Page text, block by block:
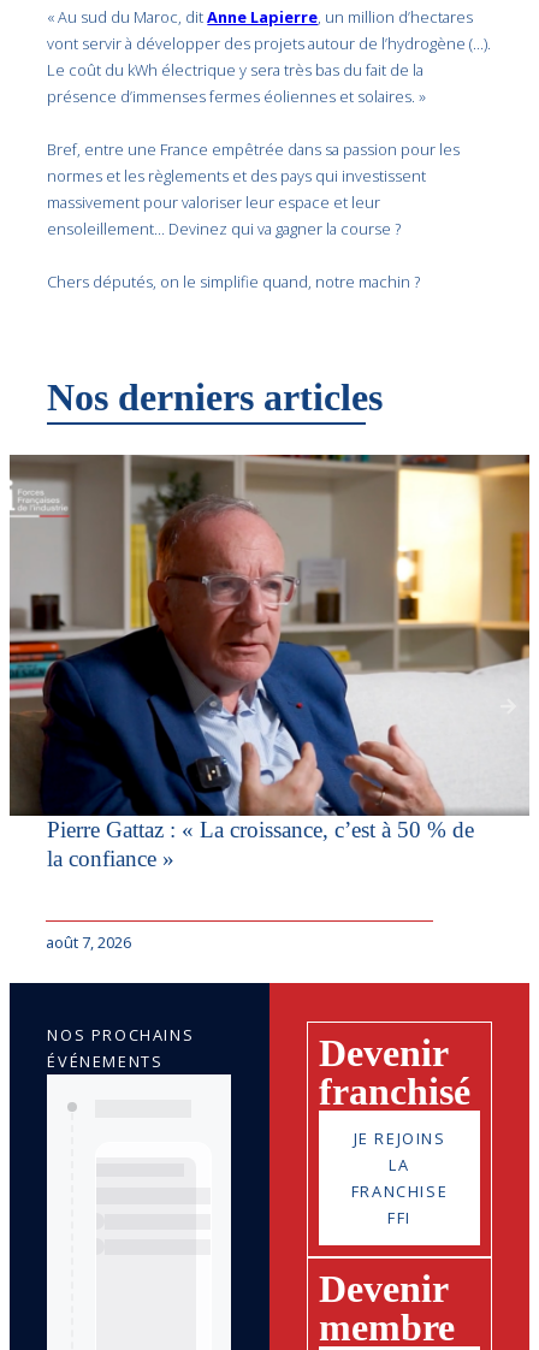
« Au sud du Maroc, ditAnne Lapierre, un million d’hectares
vont servir à développer des projets autour de l’hydrogène (…).
Le coût du kWh électrique y sera très bas du fait de la
présence d’immenses fermes éoliennes et solaires. »
Bref, entre une France empêtrée dans sa passion pour les
normes et les règlements et des pays qui investissent
massivement pour valoriser leur espace et leur
ensoleillement… Devinez qui va gagner la course ?
Chers députés, on le simplifie quand, notre machin ?
Nos derniers articles
Pierre Gattaz : « La croissance, c’est à 50 % de
la confiance »
août 7, 2026
Devenir
franchisé
JE REJOINS
LA
FRANCHISE
FFI
Devenir
membre
NOS PROCHAINS
ÉVÉNEMENTS